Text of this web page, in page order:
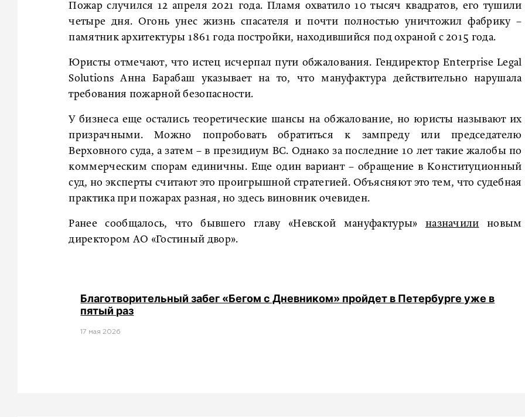
Пожар случился 12 апреля 2021 года. Пламя охватило 10 тысяч квадратов, его тушили
четыре дня. Огонь унес жизнь спасателя и почти полностью уничтожил фабрику –
памятник архитектуры 1861 года постройки, находившийся под охраной с 2015 года.
Юристы отмечают, что истец исчерпал пути обжалования. Гендиректор Enterprise Legal
Solutions Анна Барабаш указывает на то, что мануфактура действительно нарушала
требования пожарной безопасности.
У бизнеса еще остались теоретические шансы на обжалование, но юристы называют их
призрачными. Можно попробовать обратиться к зампреду или председателю
Верховного суда, а затем – в президиум ВС. Однако за последние 10 лет такие жалобы по
коммерческим спорам единичны. Еще один вариант – обращение в Конституционный
суд, но эксперты считают это проигрышной стратегией. Объясняют это тем, что судебная
практика при пожарах разная, но здесь виновник очевиден.
Ранее сообщалось, что бывшего главу «Невской мануфактуры» назначили новым
директором АО «Гостиный двор».
Благотворительный забег «Бегом с Дневником» пройдет в Петербурге уже в
пятый раз
17 мая 2026